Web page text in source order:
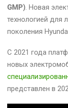
GMP). Новая
технологией для
поколения
С 2021 года
новых
представлен в